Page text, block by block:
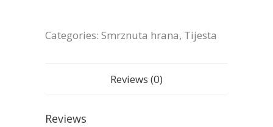
Categories: Smrznuta hrana, Tijesta
Reviews (0)
Reviews